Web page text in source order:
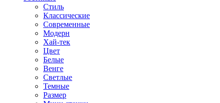
Стиль
Классические
Современные
Модерн
Хай-тек
Цвет
Белые
Венге
Светлые
Темные
Размер